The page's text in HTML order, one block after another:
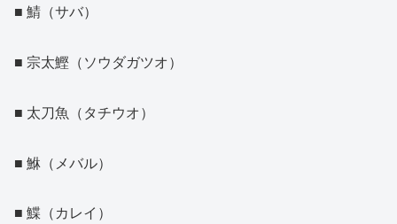
■ 鯖（サバ）
■ 宗太鰹（ソウダガツオ）
■ 太刀魚（タチウオ）
■ 鮴（メバル）
■ 鰈（カレイ）